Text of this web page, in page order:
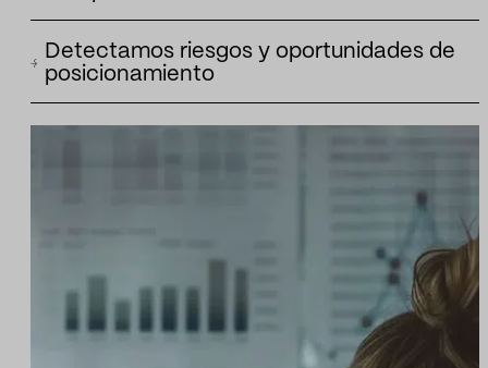
legitimidad y capacidad de actuación.
Analizamos la trayectoria de la reputación para entender si
marca consolida fortalezas, acumula riesgos o sufre cambios
relevantes en su posición pública.
Detectamos riesgos y oportunidades de
posicionamiento
Identificamos espacios donde la marca puede ganar